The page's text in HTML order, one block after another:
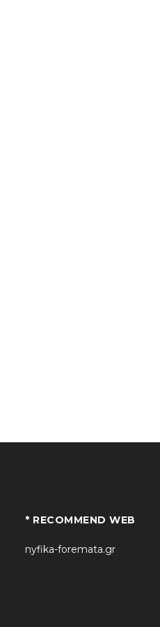
* RECOMMEND WEB
nyfika-foremata.gr